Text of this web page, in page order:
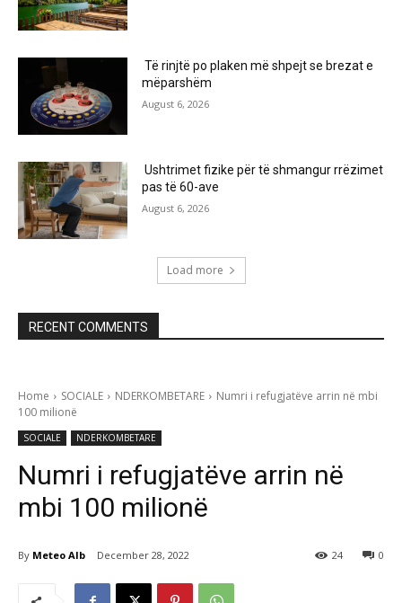
Të rinjtë po plaken më shpejt se brezat e
mëparshëm
August 6, 2026
Ushtrimet fizike për të shmangur rrëzimet
pas të 60-ave
August 6, 2026
Load more
RECENT COMMENTS